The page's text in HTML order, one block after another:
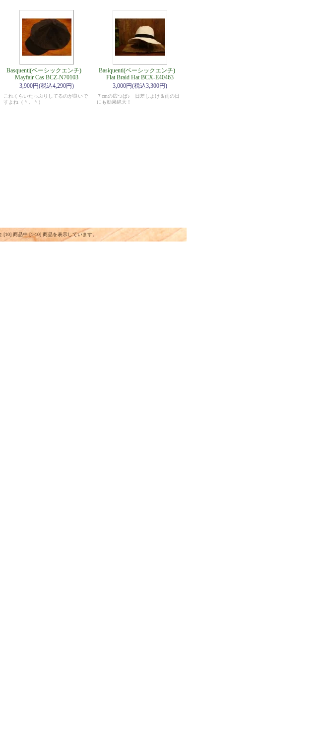
Basquenti(ベーシックエンチ)
Mayfair Cas BCZ-N70103
3,900円(税込4,290円)
これくらいたっぷりしてるのが良いで
すよね（＾。＾）
Basiquenti(ベーシックエンチ)
Flat Braid Hat BCX-E40463
3,000円(税込3,300円)
７cmの広つば♪ 日差しよけ＆雨の日
にも効果絶大！
[10] 商品中 [1-10] 商品を表示しています。